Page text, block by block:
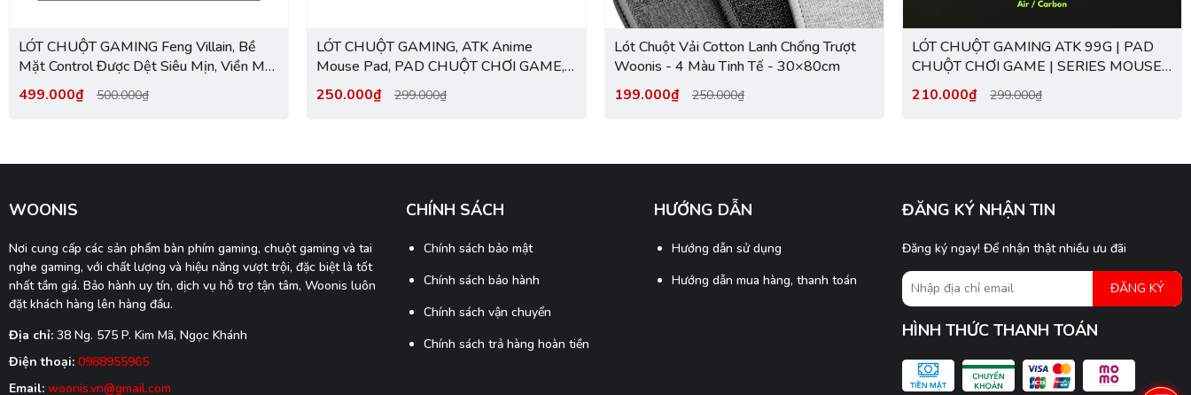
LÓT CHUỘT GAMING Feng Villain, Bề
Mặt Control Được Dệt Siêu Mịn, Viền May
Chìm, Base Polyurethane XSOFT, Size
490x420x4mm
499.000₫ 500.000₫
LÓT CHUỘT GAMING, ATK Anime
Mouse Pad, PAD CHUỘT CHƠI GAME,
SERIES MOUSE PAD
250.000₫ 299.000₫
Lót Chuột Vải Cotton Lanh Chống Trượt
Woonis - 4 Màu Tinh Tế - 30×80cm
199.000₫
250.000₫
LÓT CHUỘT GAMING ATK 99G | PAD
CHUỘT CHƠI GAME | SERIES MOUSE
PAD
210.000₫ 299.000₫
WOONIS
Nơi cung cấp các sản phẩm bàn phím gaming, chuột gaming và tai
nghe gaming, với chất lượng và hiệu năng vượt trội, đặc biệt là tốt
nhất tầm giá. Bảo hành uy tín, dịch vụ hỗ trợ tận tâm, Woonis luôn
đặt khách hàng lên hàng đầu.
Địa chỉ: 38 Ng. 575 P. Kim Mã, Ngọc Khánh
Điện thoại: 0988955965
Email: woonis.vn@gmail.com
CHÍNH SÁCH
Chính sách bảo mật
Chính sách bảo hành
Chính sách vận chuyển
Chính sách trả hàng hoàn tiền
HƯỚNG DẪN
Hướng dẫn sử dụng
Hướng dẫn mua hàng, thanh toán
ĐĂNG KÝ NHẬN TIN
Đăng ký ngay! Để nhận thật nhiều ưu đãi
ĐĂNG KÝ
HÌNH THỨC THANH TOÁN